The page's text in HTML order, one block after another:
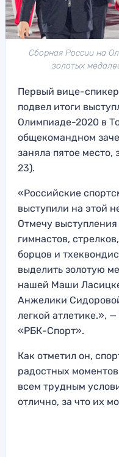
Сборная России на
золотых
Первый вице-
подвел итоги
Олимпиаде-2020 в
общекомандном
заняла пятое место,
23).
«Российские
выступили на этой
Отмечу
гимнастов,
борцов и
выделить золотую
нашей Маши
Анжелики
легкой атлетике.»,
«РБК-Спорт».
Как отметил он,
радостных
всем трудным
отлично, за что их